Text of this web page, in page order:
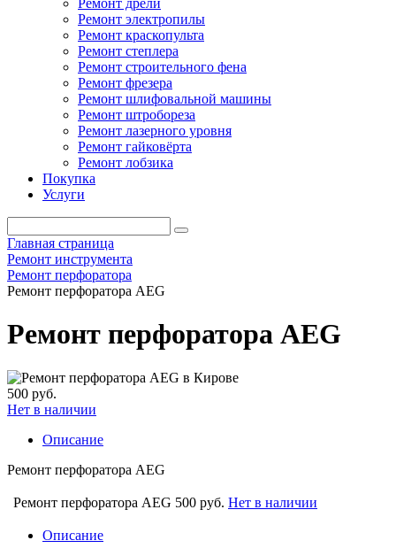
Ремонт электропилы
Ремонт краскопульта
Ремонт степлера
Ремонт строительного фена
Ремонт фрезера
Ремонт шлифовальной машины
Ремонт штробореза
Ремонт лазерного уровня
Ремонт гайковёрта
Ремонт лобзика
Покупка
Услуги
Главная страница
Ремонт инструмента
Ремонт перфоратора
Ремонт перфоратора AEG
Ремонт перфоратора AEG
500 руб.
Нет в наличии
Описание
Ремонт перфоратора AEG
Ремонт перфоратора AEG 500 руб. Нет в наличии
Описание